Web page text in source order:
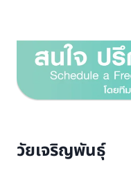
วัยเจริญพันธ์ุ